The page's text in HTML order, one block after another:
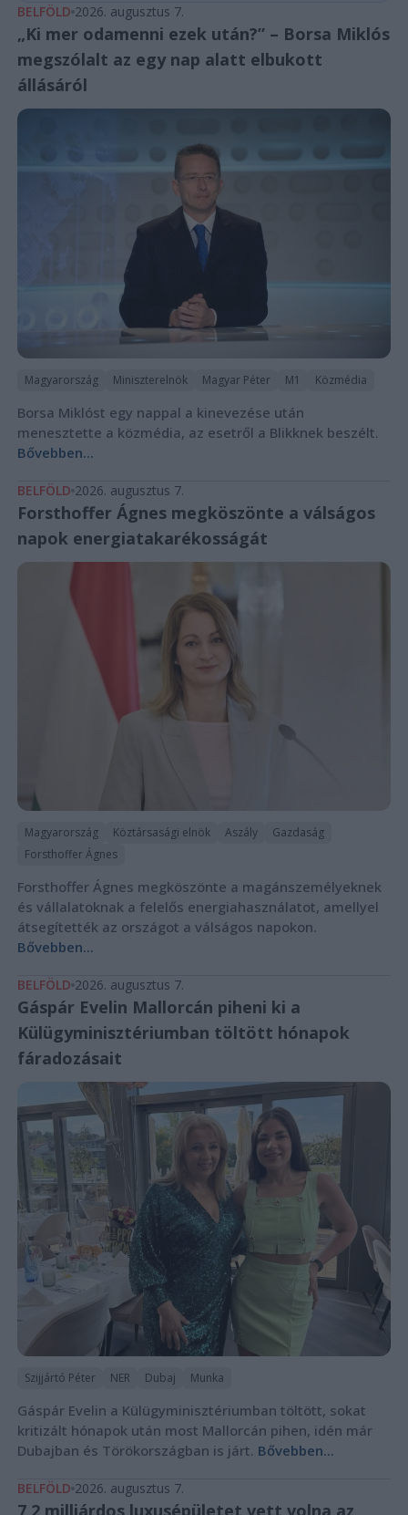
BELFÖLD 2026. augusztus 7.
„Ki mer odamenni ezek után?” – Borsa Miklós
megszólalt az egy nap alatt elbukott
állásáról
Magyarország Miniszterelnök Magyar Péter M1 Közmédia
Borsa Miklóst egy nappal a kinevezése után
menesztette a közmédia, az esetről a Blikknek beszélt.
Bővebben...
BELFÖLD 2026. augusztus 7.
Forsthoffer Ágnes megköszönte a válságos
napok energiatakarékosságát
Magyarország Köztársasági elnök Aszály
Gazdaság
Forsthoffer Ágnes
Forsthoffer Ágnes megköszönte a magánszemélyeknek
és vállalatoknak a felelős energiahasználatot, amellyel
átsegítették az országot a válságos napokon.
Bővebben...
BELFÖLD 2026. augusztus 7.
Gáspár Evelin Mallorcán piheni ki a
Külügyminisztériumban töltött hónapok
fáradozásait
Szijjártó Péter NER Dubaj Munka
Gáspár Evelin a Külügyminisztériumban töltött, sokat
kritizált hónapok után most Mallorcán pihen, idén már
Dubajban és Törökországban is járt. Bővebben...
BELFÖLD 2026. augusztus 7.